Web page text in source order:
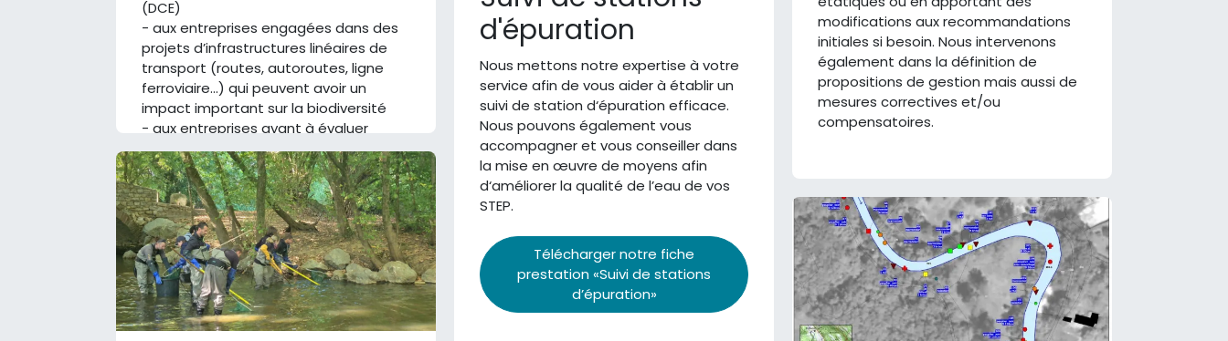
modifications aux recommandations
initiales si besoin. Nous intervenons
également dans la définition de
propositions de gestion mais aussi de
mesures correctives et/ou
compensatoires.
d'épuration
Nous mettons notre expertise à votre
service afin de vous aider à établir un
suivi de station d‘épuration efficace.
Nous pouvons également vous
accompagner et vous conseiller dans
la mise en œuvre de moyens afin
d‘améliorer la qualité de l’eau de vos
STEP.
Télécharger notre fiche
prestation «Suivi de stations
d’épuration»
(DCE)
- aux entreprises engagées dans des
projets d’infrastructures linéaires de
transport (routes, autoroutes, ligne
ferroviaire…) qui peuvent avoir un
impact important sur la biodiversité
- aux entreprises ayant à évaluer
l’impact de leur rejet dans les milieux.